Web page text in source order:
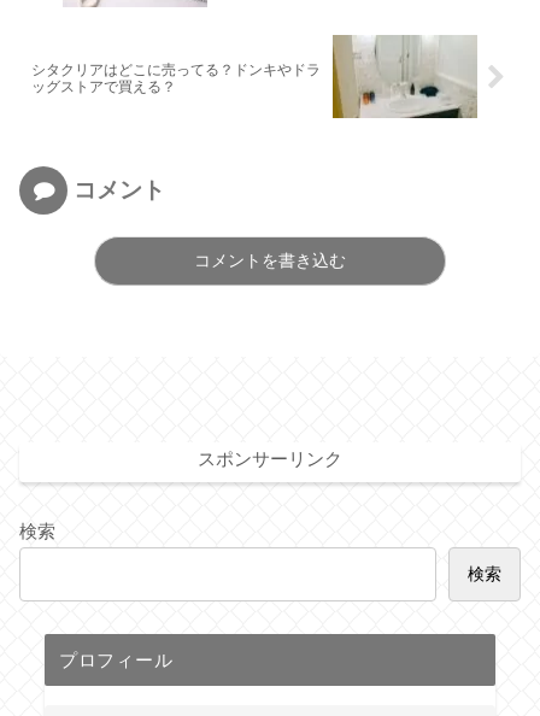
シタクリアはどこに売ってる？ドンキやドラ
ッグストアで買える？
コメント
コメントを書き込む
スポンサーリンク
検索
検索
プロフィール